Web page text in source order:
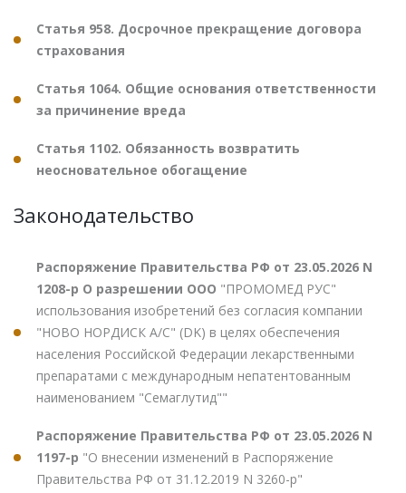
Статья 958. Досрочное прекращение договора
страхования
Статья 1064. Общие основания ответственности
за причинение вреда
Статья 1102. Обязанность возвратить
неосновательное обогащение
Законодательство
Распоряжение Правительства РФ от 23.05.2026 N
1208-р О разрешении ООО "ПРОМОМЕД РУС"
использования изобретений без согласия компании
"НОВО НОРДИСК А/С" (DK) в целях обеспечения
населения Российской Федерации лекарственными
препаратами с международным непатентованным
наименованием "Семаглутид""
Распоряжение Правительства РФ от 23.05.2026 N
1197-р "О внесении изменений в Распоряжение
Правительства РФ от 31.12.2019 N 3260-р"